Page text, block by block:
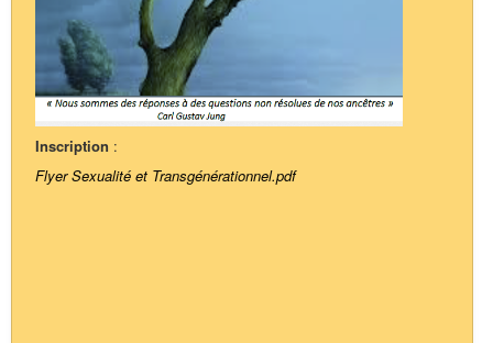
Inscription :
Flyer Sexualité et Transgénérationnel.pdf